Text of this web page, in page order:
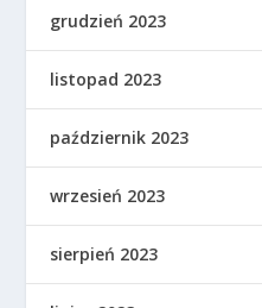
grudzień 2023
listopad 2023
październik 2023
wrzesień 2023
sierpień 2023